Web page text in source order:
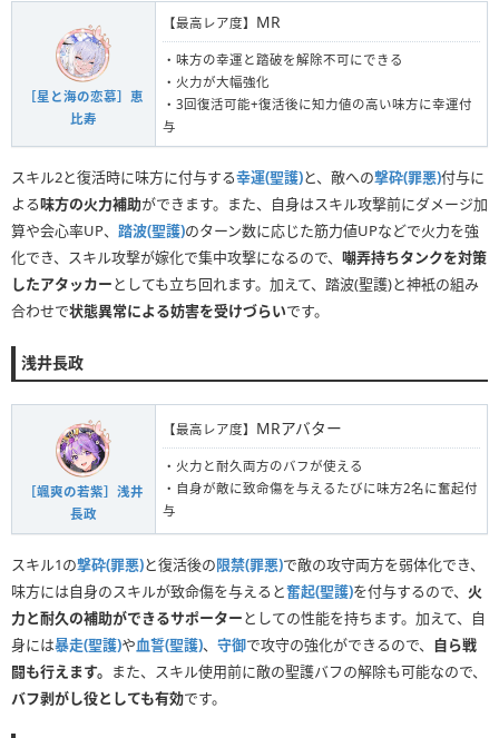
［星と海の恋慕］恵
比寿
【最高レア度】 MR
・味方の幸運と踏破を解除不可にできる
・火力が大幅強化
・3回復活可能+復活後に知力値の高い味方に幸運付
与
スキル2と復活時に味方に付与する幸運(聖護)と、敵への撃砕(罪悪)付与に
よる味方の火力補助ができます。また、自身はスキル攻撃前にダメージ加
算や会心率UP、 踏波(聖護)のターン数に応じた筋力値UPなどで火力を強
化でき、スキル攻撃が嫁化で集中攻撃になるので、 嘲弄持ちタンクを対策
したアタッカーとしても立ち回れます。加えて、踏波(聖護)と神衹の組み
合わせで状態異常による妨害を受けづらいです。
浅井長政
［颯爽の若紫］浅井
長政
【最高レア度】 MRアバター
・火力と耐久両方のバフが使える
・自身が敵に致命傷を与えるたびに味方2名に奮起付
与
スキル1の撃砕(罪悪)と復活後の限禁(罪悪)で敵の攻守両方を弱体化でき、
味方には自身のスキルが致命傷を与えると奮起(聖護)を付与するので、 火
力と耐久の補助ができるサポーターとしての性能を持ちます。加えて、自
身には暴走(聖護)や血誓(聖護)、 守御で攻守の強化ができるので、 自ら戦
闘も行えます。 また、スキル使用前に敵の聖護バフの解除も可能なので、
バフ剥がし役としても有効です。